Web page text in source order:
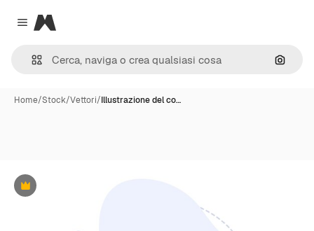
Close menu
Magnific
Cerca
Home/Stock/Vettori/Illustrazione del co…
Premium